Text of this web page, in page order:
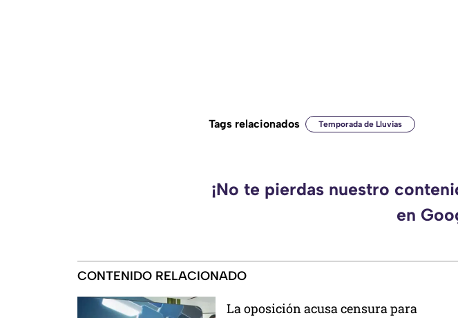
Tags relacionados Temporada de Lluvias
¡No te pierdas nuestro
en
CONTENIDO RELACIONADO
La oposición acusa censura para